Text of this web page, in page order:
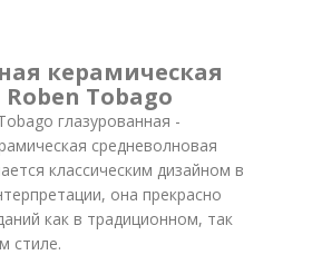
керамическая
Tobago
глазурованная -
средневолновая
классическим дизайном в
она прекрасно
как в традиционном, так
стиле.